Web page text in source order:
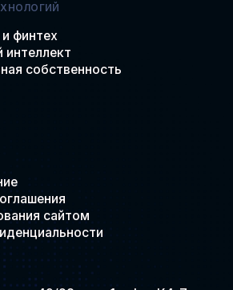
финтех
интеллект
собственность
сайтом